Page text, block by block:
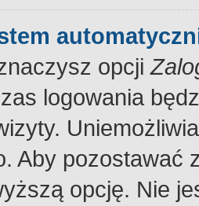
opcji
logowania
Aby pozostawać
opcję. Nie